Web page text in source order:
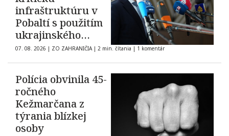
infraštruktúru v
Pobaltí s použitím
ukrajinského
dronu
07. 08. 2026 | ZO ZAHRANIČIA | 2 min. čítania | 1 komentár
Polícia obvinila 45-
ročného
Kežmarčana z
týrania blízkej
osoby